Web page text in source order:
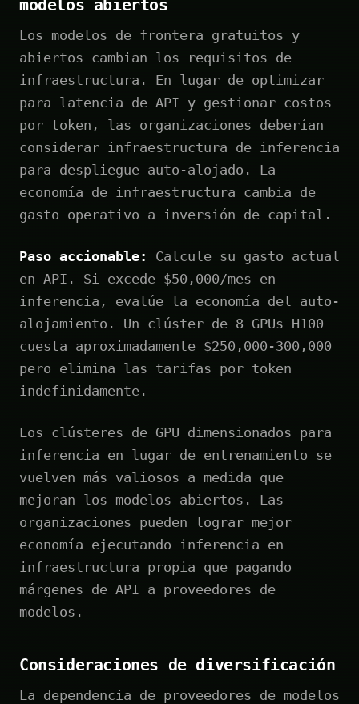
modelos abiertos
Los modelos de frontera gratuitos y
abiertos cambian los requisitos de
infraestructura. En lugar de optimizar
para latencia de API y gestionar costos
por token, las organizaciones deberían
considerar infraestructura de inferencia
para despliegue auto-alojado. La
economía de infraestructura cambia de
gasto operativo a inversión de capital.
Paso accionable:
Calcule su gasto actual
en API. Si excede $50,000/mes en
inferencia, evalúe la economía del auto-
alojamiento. Un clúster de 8 GPUs H100
cuesta aproximadamente $250,000-300,000
pero elimina las tarifas por token
indefinidamente.
Los clústeres de GPU dimensionados para
inferencia en lugar de entrenamiento se
vuelven más valiosos a medida que
mejoran los modelos abiertos. Las
organizaciones pueden lograr mejor
economía ejecutando inferencia en
infraestructura propia que pagando
márgenes de API a proveedores de
modelos.
Consideraciones de diversificación
La dependencia de proveedores de modelos